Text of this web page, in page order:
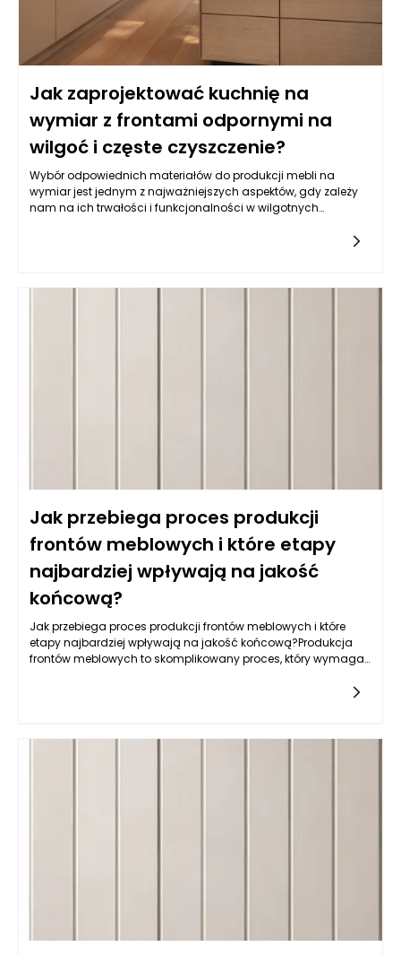
Jak zaprojektować kuchnię na
wymiar z frontami odpornymi na
wilgoć i częste czyszczenie?
Wybór odpowiednich materiałów do produkcji mebli na
wymiar jest jednym z najważniejszych aspektów, gdy zależy
nam na ich trwałości i funkcjonalności w wilgotnych
sklejka wodoodporna. Istotne jest, aby materiał miał
Jak przebiega proces produkcji
frontów meblowych i które etapy
najbardziej wpływają na jakość
końcową?
Jak przebiega proces produkcji frontów meblowych i które
etapy najbardziej wpływają na jakość końcową?Produkcja
frontów meblowych to skomplikowany proces, który wymaga